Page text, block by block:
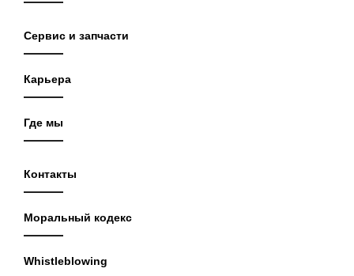
Сервис и запчасти
Карьера
Где мы
Контакты
Моральный кодекс
Whistleblowing